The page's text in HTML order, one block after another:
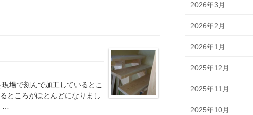
場で刻んで加工しているとこ
ところがほとんどになりまし
2026年3月
2026年2月
2026年1月
2025年12月
2025年11月
2025年10月